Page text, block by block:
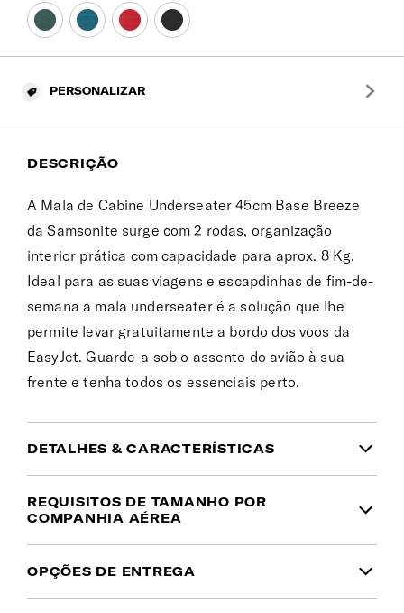
PERSONALIZAR
DESCRIÇÃO
A Mala de Cabine Underseater 45cm Base Breeze
da Samsonite surge com 2 rodas, organização
interior prática com capacidade para aprox. 8 Kg.
Ideal para as suas viagens e escapdinhas de fim-de-
semana a mala underseater é a solução que lhe
permite levar gratuitamente a bordo dos voos da
EasyJet. Guarde-a sob o assento do avião à sua
frente e tenha todos os essenciais perto.
DETALHES & CARACTERÍSTICAS
INFORMAÇÃO DO PRODUTO
Garantia
Garantia global limitada de 5 anos
REQUISITOS DE TAMANHO POR
COMPANHIA AÉREA
45x35x20cm.Pode ser transportada na cabine do
avião de65 companhias aéreas.
OPÇÕES DE ENTREGA